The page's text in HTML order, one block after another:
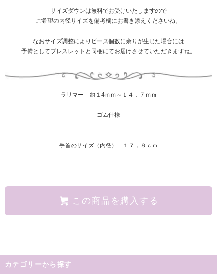
サイズダウンは無料でお受けいたしますので
ご希望の内径サイズを備考欄にお書き添えくださいね。
なおサイズ調整によりビーズ個数に余りが生じた場合には
予備としてブレスレットと同梱にてお届けさせていただきますね。
ラリマー 約１4ｍｍ～１４，７ｍｍ
ゴム仕様
手首のサイズ（内径） １７，８ｃｍ
この商品を購入する
カテゴリーから探す